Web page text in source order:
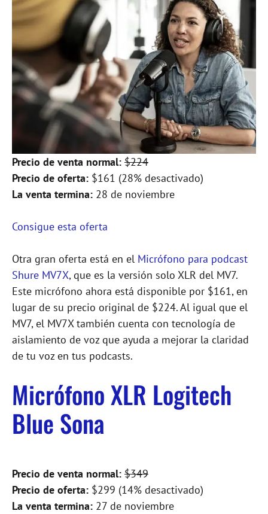
Precio de venta normal: $224
Precio de oferta: $161 (28% desactivado)
La venta termina: 28 de noviembre
Consigue esta oferta
Otra gran oferta está en el Micrófono para podcast
Shure MV7X, que es la versión solo XLR del MV7.
Este micrófono ahora está disponible por $161, en
lugar de su precio original de $224. Al igual que el
MV7, el MV7X también cuenta con tecnología de
aislamiento de voz que ayuda a mejorar la claridad
de tu voz en tus podcasts.
Micrófono XLR Logitech
Blue Sona
Precio de venta normal: $349
Precio de oferta: $299 (14% desactivado)
La venta termina: 27 de noviembre